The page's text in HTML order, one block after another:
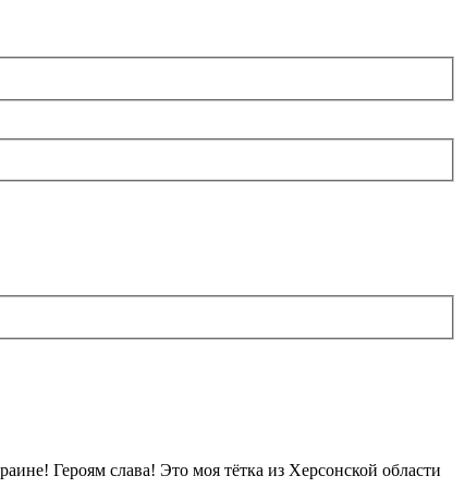
Героям слава! Это моя тётка из Херсонской области